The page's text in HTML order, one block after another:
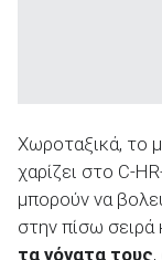
Χωροταξικά, το
χαρίζει στο C-
μπορούν να
στην πίσω
τα γόνατα τους